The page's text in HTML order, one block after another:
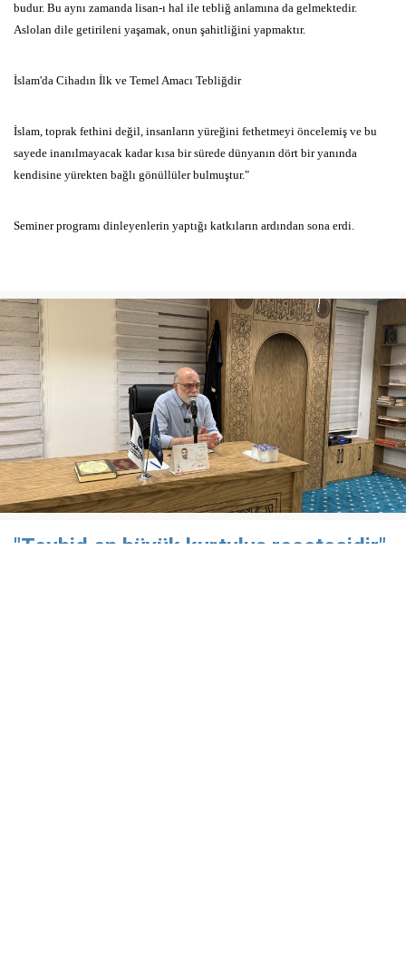
budur. Bu aynı zamanda lisan-ı hal ile tebliğ anlamına da gelmektedir.
Aslolan dile getirileni yaşamak, onun şahitliğini yapmaktır.
İslam'da Cihadın İlk ve Temel Amacı Tebliğdir
İslam, toprak fethini değil, insanların yüreğini fethetmeyi öncelemiş ve bu
sayede inanılmayacak kadar kısa bir sürede dünyanın dört bir yanında
kendisine yürekten bağlı gönüllüler bulmuştur."
Seminer programı dinleyenlerin yaptığı katkıların ardından sona erdi.
"Tevhid en büyük kurtuluş reçetesidir"